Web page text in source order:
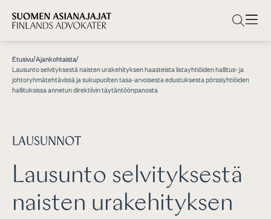
Etusivu/Ajankohtaista/
Lausunto selvityksestä naisten urakehityksen haasteista listayhtiöiden hallitus- ja
johtoryhmätehtävissä ja sukupuolten tasa-arvoisesta edustuksesta pörssiyhtiöiden
hallituksissa annetun direktiivin täytäntöönpanosta
LAUSUNNOT
Lausunto selvityksestä
naisten urakehityksen